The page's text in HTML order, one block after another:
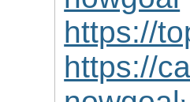
https://
https://